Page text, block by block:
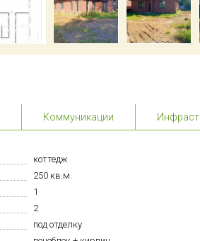
Коммуникации
коттедж
250 кв.м.
1
2
под отделку